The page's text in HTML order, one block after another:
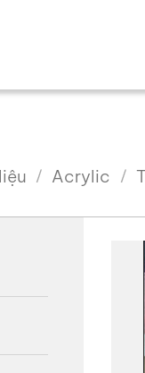
Acrylic